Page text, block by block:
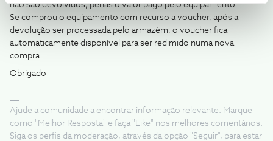
não são devolvidos, penas o valor pago pelo equipamento.
Se comprou o equipamento com recurso a voucher, após a
devolução ser processada pelo armazém, o voucher fica
automaticamente disponível para ser redimido numa nova
compra.
Obrigado
Ajude a comunidade a encontrar informação relevante. Marque
como "Melhor Resposta" e faça "Like" nos melhores comentários.
Siga os perfis da moderação, através da opção "Seguir", para estar